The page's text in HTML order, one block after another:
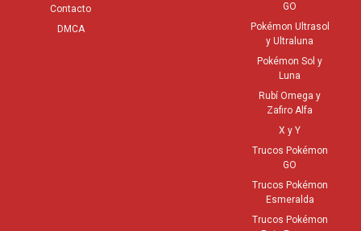
Contacto
DMCA
GO
Pokémon Ultrasol
y Ultraluna
Pokémon Sol y
Luna
Rubí Omega y
Zafiro Alfa
X y Y
Trucos Pokémon
GO
Trucos Pokémon
Esmeralda
Trucos Pokémon